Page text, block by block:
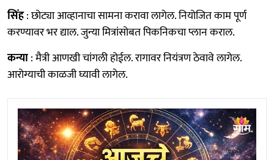
सिंह: छोट्या आव्हानाचा सामना करावा लागेल. नियोजित काम पूर्ण
करण्यावर भर द्याल. जुन्या मित्रांसोबत पिकनिकचा प्लान कराल.
कन्या: मैत्री आणखी चांगली होईल. रागावर नियंत्रण ठेवावे लागेल.
आरोग्याची काळजी घ्यावी लागेल.